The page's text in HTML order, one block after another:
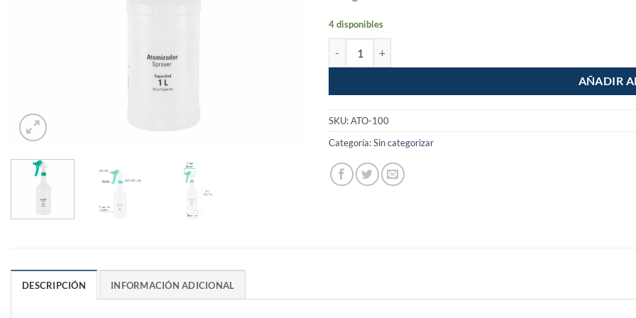
4 disponibles
AÑADIR
SKU:ATO-100
Categoría:Sin categorizar
DESCRIPCIÓN INFORMACIÓN ADICIONAL